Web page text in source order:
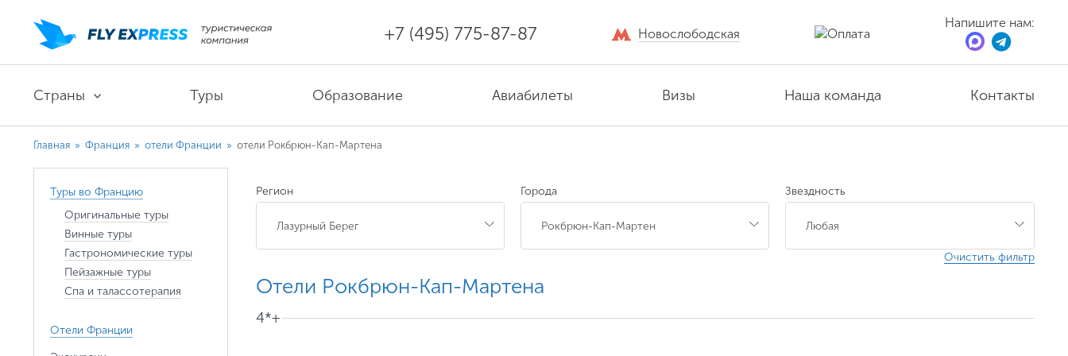
+7 (495) 775-87-87 Новослободская
Напишите нам:
Страны Туры Образование Авиабилеты Визы Наша команда Контакты
Главная » Франция » отели Франции » отели Рокбрюн-Кап-Мартена
Туры во Францию
Оригинальные туры
Винные туры
Гастрономические туры
Пейзажные туры
Спа и талассотерапия
Отели Франции
Регион Города Звездность
Очистить фильтр
Отели Рокбрюн-Кап-Мартена
4*+